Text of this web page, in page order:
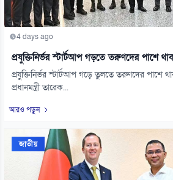
4 days ago
প্রযুক্তিনির্ভর স্টার্টআপ গড়তে তরুণদের পাশে
প্রযুক্তিনির্ভর স্টার্টআপ গড়ে তুলতে তরুণদের পাশে
প্রধানমন্ত্রী তারেক...
আরও পড়ুন
জাতীয়